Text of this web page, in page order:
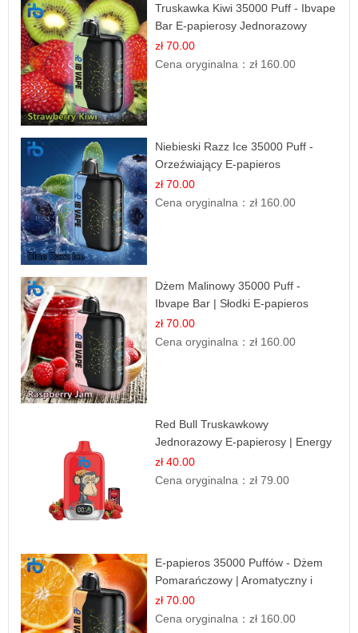
Truskawka Kiwi 35000 Puff - Ibvape
Bar E-papierosy Jednorazowy
zł 70.00
Cena oryginalna：zł 160.00
Niebieski Razz Ice 35000 Puff -
Orzeźwiający E-papieros
Jednorazowy | IBVAPE
zł 70.00
Cena oryginalna：zł 160.00
Dżem Malinowy 35000 Puff -
Ibvape Bar | Słodki E-papieros
Jednorazowy
zł 70.00
Cena oryginalna：zł 160.00
Red Bull Truskawkowy
Jednorazowy E-papierosy | Energy
Drink Smak
zł 40.00
Cena oryginalna：zł 79.00
E-papieros 35000 Puffów - Dżem
Pomarańczowy | Aromatyczny i
Długotrwały
zł 70.00
Cena oryginalna：zł 160.00